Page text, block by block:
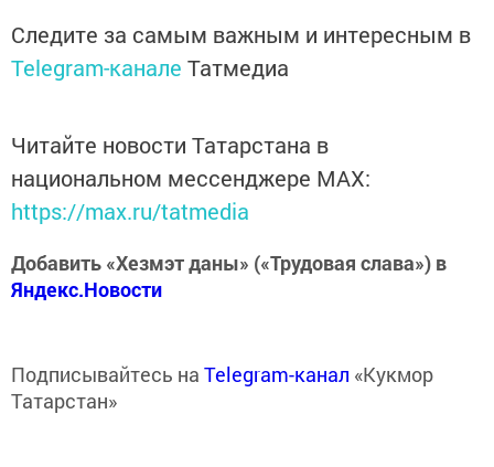
Следите за самым важным и интересным в
Telegram-канале Татмедиа
Читайте новости Татарстана в
национальном мессенджере MАХ:
https://max.ru/tatmedia
Добавить «Хезмэт даны» («Трудовая слава») в
Яндекс.Новости
Подписывайтесь на Telegram-канал «Кукмор
Татарстан»